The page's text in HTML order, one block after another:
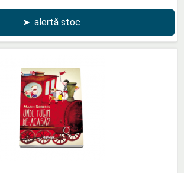
➤ alertă stoc